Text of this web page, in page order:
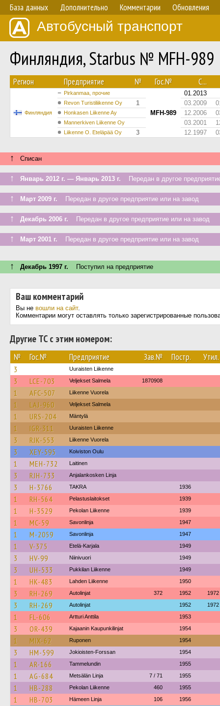
База данных Дополнительно Комментарии Обновления
Автобусный транспорт
Финляндия, Starbus № MFH-989
Регион Предприятие № Гос.№ С...
Финляндия
Pirkanmaa, прочие
MFH-989
01.2013
Revon Turistiliikenne Oy 1 03.2009
Honkasen Liikenne Ay 12.2006
Mannerkiven Liikenne Oy 03.2001
Liikenne O. Eteläpää Oy 3 12.1997
↑ Списан
↑ Январь 2012 г. — Январь 2013 г. Передан в другое
↑ Март 2009 г. Передан в другое предприятие или на завод
↑ Декабрь 2006 г. Передан в другое предприятие или на завод
↑ Март 2001 г. Передан в другое предприятие или на завод
↑ Декабрь 1997 г. Поступил на предприятие
Ваш комментарий
Вы не вошли на сайт.
Комментарии могут оставлять только зарегистрированные
Другие ТС с этим номером:
№ Гос.№ Предприятие Зав.№ Постр. Утил.
3 Uuraisten Liikenne
3 LCE-703 Veljekset Salmela 1870908
1 AFC-507 Liikenne Vuorela
1 LAJ-960 Veljekset Salmela
1 URS-204 Mäntylä
1 IGR-311 Uuraisten Liikenne
3 RJK-553 Liikenne Vuorela
3 XEY-595 Koiviston Oulu
1 MEH-732 Laitinen
3 RJH-733 Anjalankosken Linja
3 H-3766 TAKRA 1936
1 RH-564 Pelastuslaitokset 1939
1 H-3529 Pekolan Liikenne 1939
1 MC-59 Savonlinja 1947
1 M-2059 Savonlinja 1947
1 V-375 Etelä-Karjala 1949
3 HV-99 Niinivuori 1949
3 UH-533 Pukkilan Liikenne 1949
1 HK-483 Lahden Liikenne 1950
3 RH-269 Autolinjat 372 1952 1972
3 RH-269 Autolinjat 1952 1972
1 FL-606 Artturi Anttila 1953
3 OR-439 Kajaanin Kaupunkilinjat 1954
1 MIX-62 Ruponen 1954
3 HM-599 Jokioisten-Forssan 1954
1 AR-166 Tammelundin 1955
1 AG-684 Metsälän Linja 7 / 71 1955
1 HB-288 Pekolan Liikenne 460 1955
1 HB-703 Hämeen Linja 106 1956